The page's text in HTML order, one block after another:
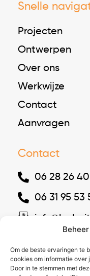
Om de beste ervaringen te
cookies om informatie over
Door in te stemmen met
Snelle
Projecten
Ontwerpen
Over ons
Werkwijze
Contact
Aanvragen
Contact
06 28 26
06 31 95 53
Lunteren